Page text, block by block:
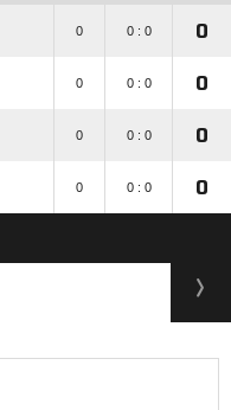
0 0 : 0 0
0 0 : 0 0
0 0 : 0 0
0 0 : 0 0